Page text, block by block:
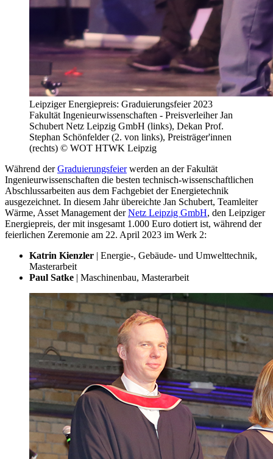
Leipziger Energiepreis: Graduierungsfeier 2023
Fakultät Ingenieurwissenschaften - Preisverleiher Jan
Schubert Netz Leipzig GmbH (links), Dekan Prof.
Stephan Schönfelder (2. von links), Preisträger'innen
(rechts) © WOT HTWK Leipzig
Während derGraduierungsfeierwerden an der Fakultät
Ingenieurwissenschaften die besten technisch-wissenschaftlichen
Abschlussarbeiten aus dem Fachgebiet der Energietechnik
ausgezeichnet. In diesem Jahr übereichte Jan Schubert, Teamleiter
Wärme, Asset Management derNetz Leipzig GmbH, den Leipziger
Energiepreis, der mit insgesamt 1.000 Euro dotiert ist, während der
feierlichen Zeremonie am 22. April 2023 im Werk 2:
Katrin Kienzler | Energie-, Gebäude- und Umwelttechnik,
Masterarbeit
Paul Satke | Maschinenbau, Masterarbeit